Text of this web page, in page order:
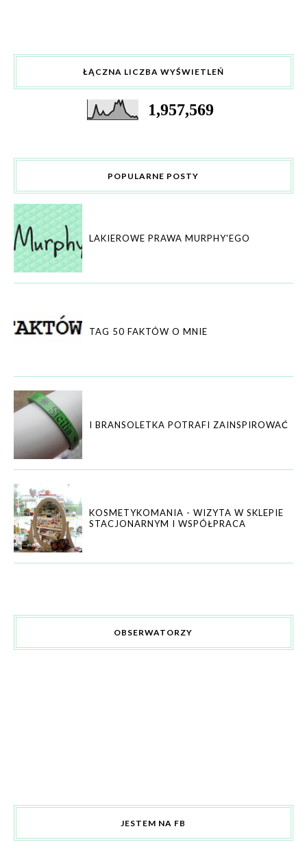
ŁĄCZNA LICZBA WYŚWIETLEŃ
1,957,569
POPULARNE POSTY
LAKIEROWE PRAWA MURPHY'EGO
TAG 50 FAKTÓW O MNIE
I BRANSOLETKA POTRAFI ZAINSPIROWAĆ
KOSMETYKOMANIA - WIZYTA W SKLEPIE
STACJONARNYM I WSPÓŁPRACA
OBSERWATORZY
JESTEM NA FB